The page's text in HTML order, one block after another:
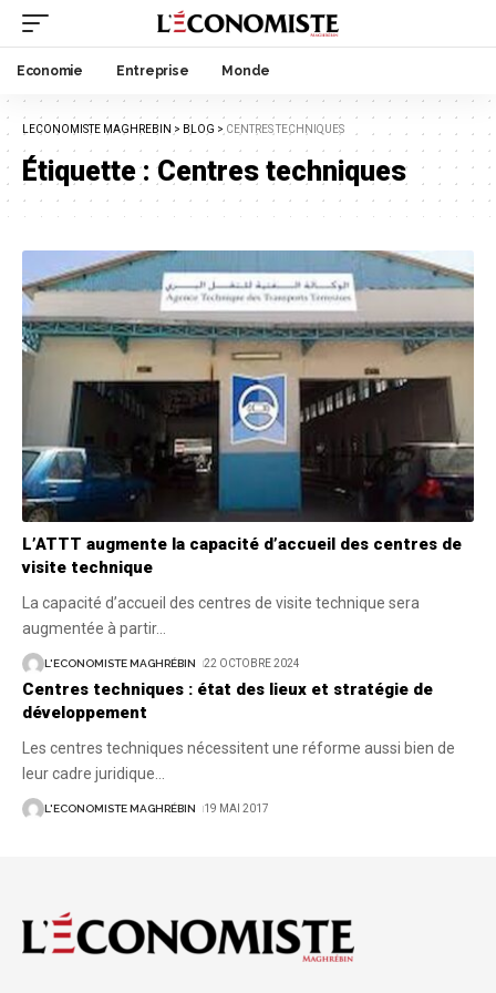
Economie Entreprise Monde
LECONOMISTE MAGHREBIN > BLOG > CENTRES TECHNIQUES
Étiquette :Centres techniques
L’ATTT augmente la capacité d’accueil des centres de
visite technique
La capacité d’accueil des centres de visite technique sera
augmentée à partir…
L'ECONOMISTE MAGHRÉBIN 22 OCTOBRE 2024
Centres techniques : état des lieux et stratégie de
développement
Les centres techniques nécessitent une réforme aussi bien de
leur cadre juridique
L'ECONOMISTE MAGHRÉBIN 19 MAI 2017